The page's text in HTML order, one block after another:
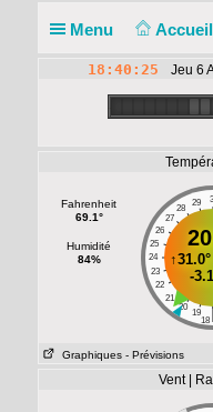
Menu Accueil
18:40:25 Jeu 6
Fahrenheit
69.1°
Humidité
84%
29
28
27
26
25
24
23
22
21
20
19
18
↑31.0°
-
Graphiques - Prévisions
Vent |